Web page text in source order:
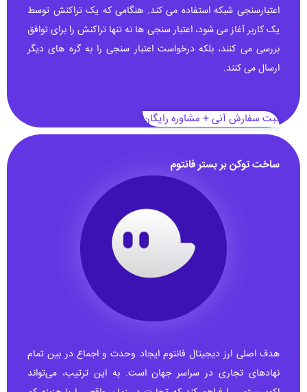
اعتبارسنجی شبکه استفاده می کند. هنگامی که یک تراکنش توسط
یک کاربر آغاز می شود، اعتبار سنجی ها نه تنها تراکنش را برای توافق
بررسی می کنند، بلکه درخواست اعتبار سنجی را به گره های دیگر
ارسال می کنند.
ثبت سفارش آنی + مشاوره رایگان
ساخت توکن بر بستر فانتوم
هدف اصلی ارز دیجیتال فانتوم ایجاد وحدت و اجماع در بین تمام
نهادهای تجاری در سراسر جهان است. به این ترتیب، می‌تواند